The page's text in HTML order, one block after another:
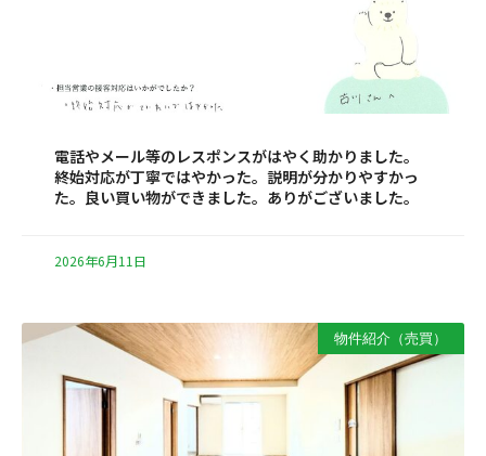
電話やメール等のレスポンスがはやく助かりました。
終始対応が丁寧ではやかった。説明が分かりやすかっ
た。良い買い物ができました。ありがございました。
2026年6月11日
物件紹介（売買）